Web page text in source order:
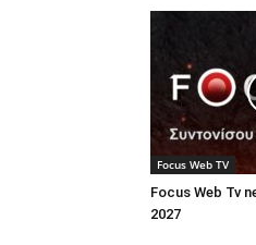
Focus Web TV
Focus Web Tv
2027